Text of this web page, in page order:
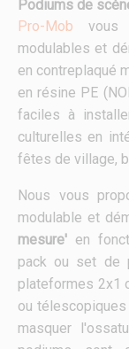
Podiums de
Pro-Mob vous
modulables et
en contreplaqué
en résine PE
faciles à
culturelles en
fêtes de village,
Nous vous
modulable et
mesure' en
pack ou set de
plateformes 2x1
ou
masquer